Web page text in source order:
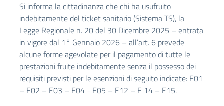
Si informa la cittadinanza che chi ha usufruito
indebitamente del ticket sanitario (Sistema TS), la
Legge Regionale n. 20 del 30 Dicembre 2025 – entrata
in vigore dal 1° Gennaio 2026 – all’art. 6 prevede
alcune forme agevolate per il pagamento di tutte le
prestazioni fruite indebitamente senza il possesso dei
requisiti previsti per le esenzioni di seguito indicate: E01
– E02 – E03 – E04 - E05 – E12 – E 14 – E15.